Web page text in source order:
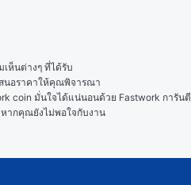
ห็นต่างๆ ที่ได้รับ
นอราคาให้คุณพิจารณา
coin มั่นใจได้แน่นอนด้วย Fastwork การันตี
หากคุณยังไม่พอใจกับงาน